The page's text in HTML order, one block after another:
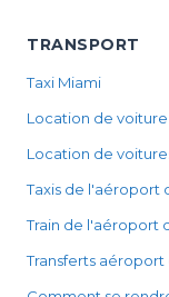
TRANSPORT
Taxi Miami
Location de
Location de
Taxis de l'aéroport
Train de l'aéroport
Transferts aéroport